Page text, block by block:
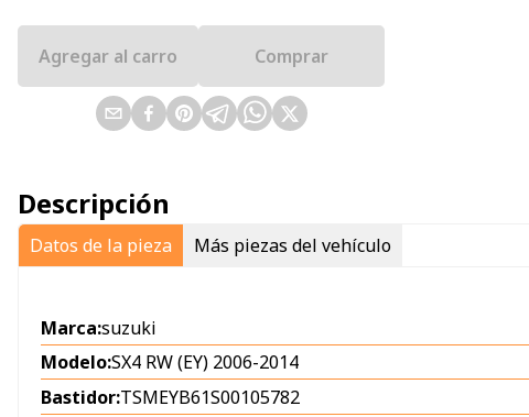
Agregar al carro Comprar
Descripción
Datos de la pieza Más piezas del vehículo
Marca:suzuki
Modelo:SX4 RW (EY) 2006-2014
Bastidor:TSMEYB61S00105782